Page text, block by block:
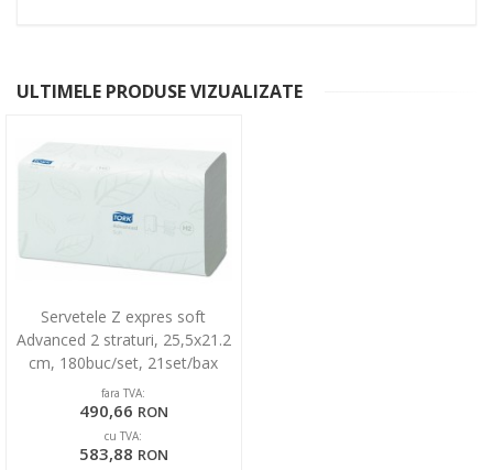
ULTIMELE PRODUSE VIZUALIZATE
Servetele Z expres soft
Advanced 2 straturi, 25,5x21.2
cm, 180buc/set, 21set/bax
Tork
fara TVA:
490,66 RON
cu TVA:
583,88 RON